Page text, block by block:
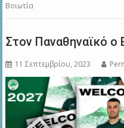
Βοιωτία
Στον Παναθηναϊκό ο
11 Σεπτεμβρίου, 2023